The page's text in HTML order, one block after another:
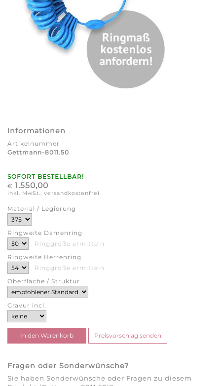
Informationen
Artikelnummer
Gettmann-8011.50
SOFORT BESTELLBAR!
€ 1.550,00
inkl. MwSt., versandkostenfrei
Material / Legierung
Ringweite Damenring
Ringgröße ermitteln
Ringweite Herrenring
Ringgröße ermitteln
Oberfläche / Struktur
Gravur incl.
Fragen oder Sonderwünsche?
Sie haben Sonderwünsche oder Fragen zu diesem